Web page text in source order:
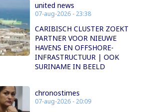
united news
07-aug-2026 - 23:38
CARIBISCH CLUSTER ZOEKT
PARTNER VOOR NIEUWE
HAVENS EN OFFSHORE-
INFRASTRUCTUUR | OOK
SURINAME IN BEELD
chronostimes
07-aug-2026 - 20:09